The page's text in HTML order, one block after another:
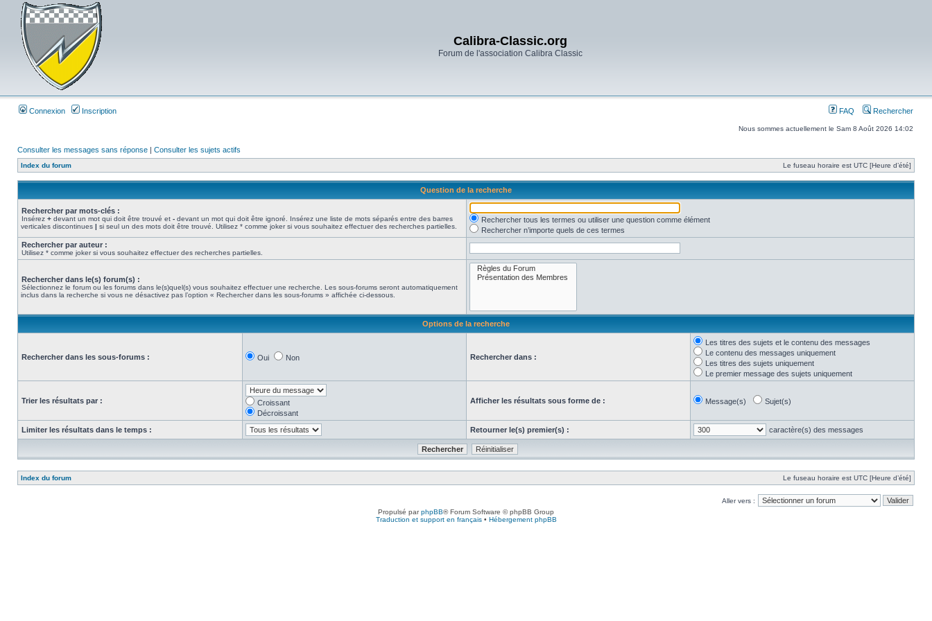
Calibra-Classic.org
Forum de l'association Calibra Classic
Connexion Inscription FAQ Rechercher
Nous sommes actuellement le Sam 8 Août 2026 14:02
Consulter les messages sans réponse | Consulter les sujets actifs
Index du forum Le fuseau horaire est UTC [Heure d’été]
Question de la recherche
Rechercher par mots-clés :
Insérez + devant un mot qui doit être trouvé et - devant un mot qui doit être ignoré. Insérez une liste de mots séparés entre des barres
verticales discontinues | si seul un des mots doit être trouvé. Utilisez * comme joker si vous souhaitez effectuer des recherches partielles.
Rechercher tous les termes ou utiliser une question comme élément
Rechercher n’importe quels de ces termes
Rechercher par auteur :
Utilisez * comme joker si vous souhaitez effectuer des recherches partielles.
Rechercher dans le(s) forum(s) :
Sélectionnez le forum ou les forums dans le(s)quel(s) vous souhaitez effectuer une recherche. Les sous-forums seront automatiquement
inclus dans la recherche si vous ne désactivez pas l’option « Rechercher dans les sous-forums » affichée ci-dessous.
Options de la recherche
Rechercher dans les sous-forums : Oui Non Rechercher dans :
Les titres des sujets et le contenu des messages
Le contenu des messages uniquement
Les titres des sujets uniquement
Le premier message des sujets uniquement
Trier les résultats par :
Croissant
Décroissant
Afficher les résultats sous forme de : Message(s) Sujet(s)
Limiter les résultats dans le temps : Retourner le(s) premier(s) : caractère(s) des messages
Index du forum Le fuseau horaire est UTC [Heure d’été]
Aller vers :
Propulsé parphpBB® Forum Software © phpBB Group
Traduction et support en français• Hébergement phpBB